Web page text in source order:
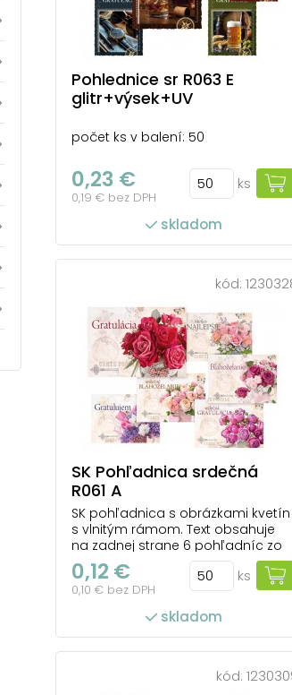
Pohlednice sr R063 E
glitr+výsek+UV
počet ks v balení: 50
0,23 €
0,19 € bez DPH
ks
skladom
kód:
SK Pohľadnica srdečná
R061 A
SK pohľadnica s obrázkami kvetín
s vlnitým rámom. Text obsahuje
na zadnej strane 6 pohľadníc zo
6. Text na prednej strane:
Gratulácia, všetko najlepšie,
blahoželanie, srdečné
blahoželanie, srdečná gratulácia,
Gratulujem Text na zadnej strane:
Pohľadni...
0,12 €
0,10 € bez DPH
ks
skladom
kód: